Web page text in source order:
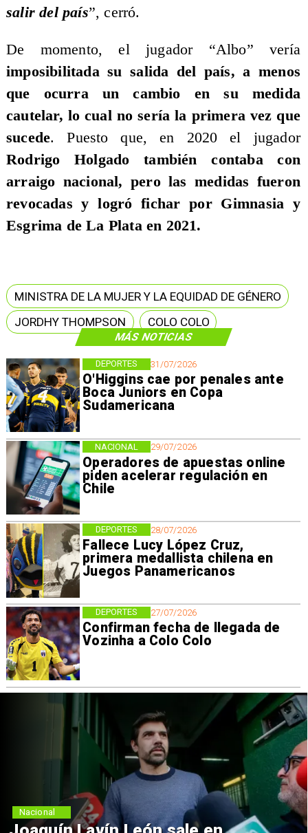
MÁS NOTICIAS
31/07/2026
O'Higgins cae por penales ante
Boca Juniors en Copa
Sudamericana
DEPORTES
29/07/2026
Operadores de apuestas online
piden acelerar regulación en
Chile
NACIONAL
28/07/2026
Fallece Lucy López Cruz,
primera medallista chilena en
Juegos Panamericanos
DEPORTES
27/07/2026
Confirman fecha de llegada de
Vozinha a Colo Colo
DEPORTES
salir del país”, cerró.
De momento, el jugador “Albo” vería
imposibilitada su salida del país, a menos
que ocurra un cambio en su medida
cautelar, lo cual no sería la primera vez que
sucede. Puesto que, en 2020 el jugador
Rodrigo Holgado también contaba con
arraigo nacional, pero las medidas fueron
revocadas y logró fichar por Gimnasia y
Esgrima de La Plata en 2021.
MINISTRA DE LA MUJER Y LA EQUIDAD DE GÉNERO
JORDHY THOMPSON
COLO COLO
Nacional